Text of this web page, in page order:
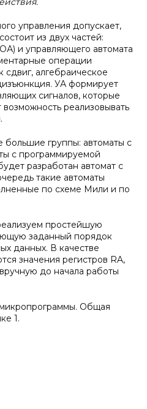
управления допускает,
из двух частей:
и управляющего автомата
операции
сдвиг, алгебраическое
УА формирует
сигналов, которые
реализовывать
группы: автоматы с
с программируемой
разработан автомат с
такие автоматы
по схеме Мили и по
простейшую
заданный порядок
данных. В качестве
значения регистров RA,
до начала работы
Общая
1.